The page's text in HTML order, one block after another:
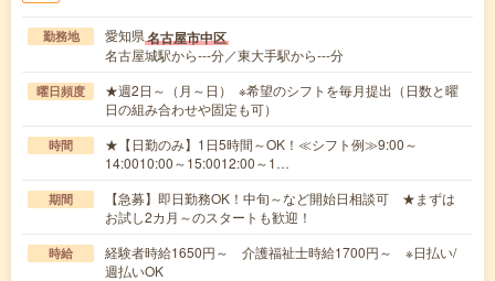
勤務地 愛知県名古屋市中区
名古屋城駅から---分／東大手駅から---分
曜日頻度
★週2日～（月～日） ※希望のシフトを毎月提出（日数と曜
日の組み合わせや固定も可）
時間
★【日勤のみ】1日5時間～OK！≪シフト例≫9:00～
14:0010:00～15:0012:00～1…
期間
【急募】即日勤務OK！中旬～など開始日相談可 ★まずは
お試し2カ月～のスタートも歓迎！
時給
経験者時給1650円～ 介護福祉士時給1700円～ ※日払い/
週払いOK